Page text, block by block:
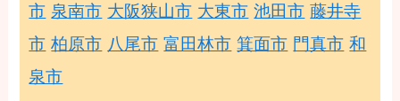
市 泉南市 大阪狭山市 大東市 池田市 藤井寺
市 柏原市 八尾市 富田林市 箕面市 門真市 和
泉市